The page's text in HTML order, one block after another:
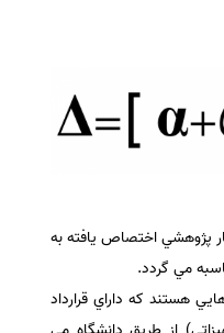
پژوهشي اختصاص يافته به
مي گردد.
هستند كه داراي قرارداد